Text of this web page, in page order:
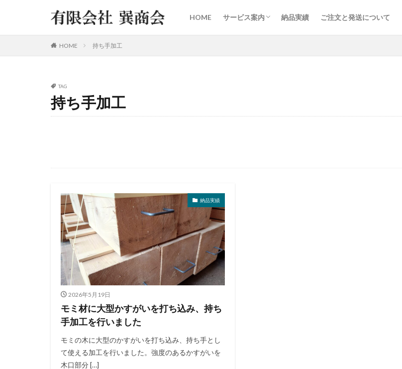
HOME サービス案内 納品実績 ご注文と発送について
HOME 持ち手加工
TAG
持ち手加工
納品実績
2026年5月19日
モミ材に大型かすがいを打ち込み、持ち
手加工を行いました
モミの木に大型のかすがいを打ち込み、持ち手とし
て使える加工を行いました。強度のあるかすがいを
木口部分 […]